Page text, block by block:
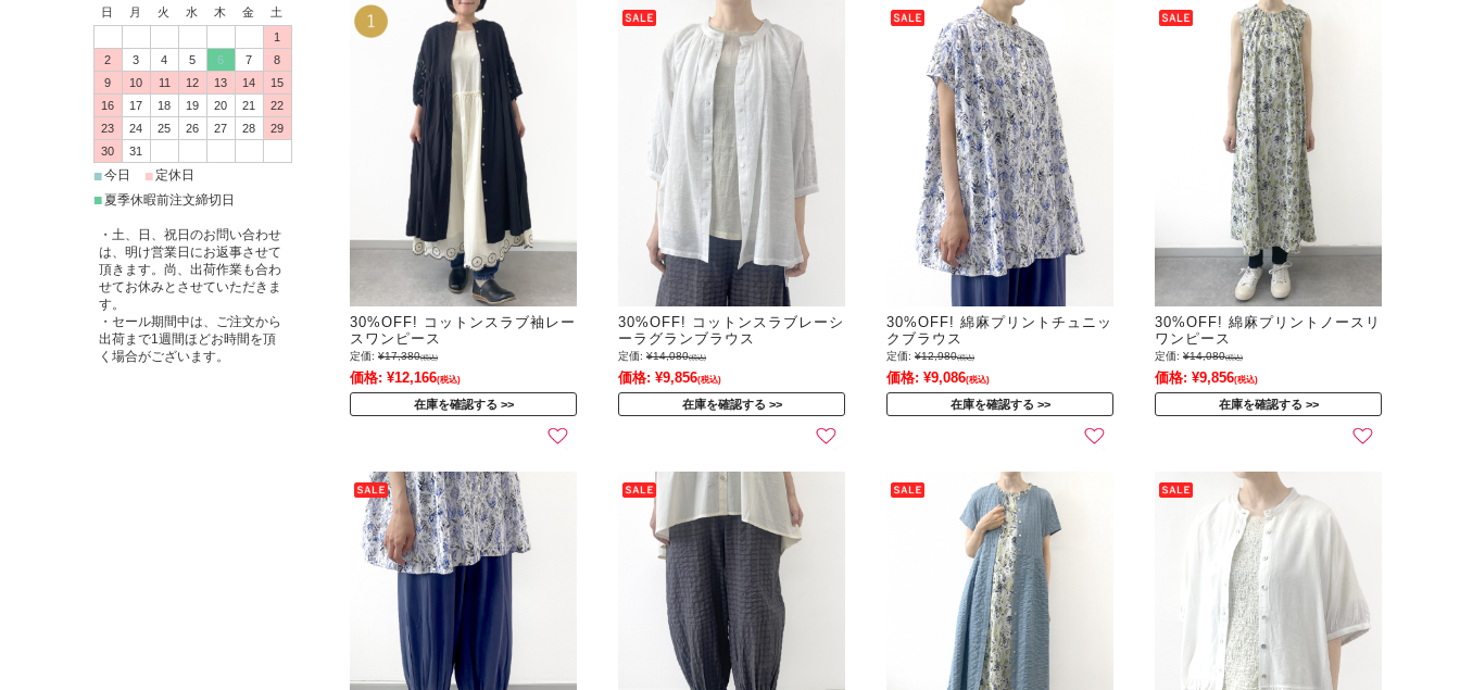
30%OFF! コットンスラブ袖レー
スワンピース
定価: ¥17,380(税込)
価格: ¥12,166(税込)
在庫を確認する
30%OFF! コットンスラブレーシ
ーラグランブラウス
定価: ¥14,080(税込)
価格: ¥9,856(税込)
在庫を確認する
30%OFF! 綿麻プリントチュニッ
クブラウス
定価: ¥12,980(税込)
価格: ¥9,086(税込)
在庫を確認する
30%OFF! 綿麻プリントノースリ
ワンピース
定価: ¥14,080(税込)
価格: ¥9,856(税込)
在庫を確認する
日 月 火 水 木 金
土
1
2
3 4 5 6 7
8
9
10 11 12 13 14
15
16
17 18 19 20 21
22
23
24 25 26 27 28
29
30
31
■今日 ■ 定休日
■ 夏季休暇前注文締切日
・土、日、祝日のお問い合わせ
は、明け営業日にお返事させて
頂きます。尚、出荷作業も合わ
せてお休みとさせていただきま
す。
・セール期間中は、ご注文から
出荷まで1週間ほどお時間を頂
く場合がございます。